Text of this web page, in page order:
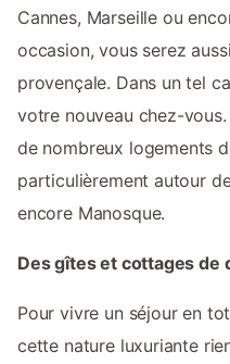
Cannes, Marseille ou
occasion, vous serez
provençale. Dans un tel
votre nouveau chez-
de nombreux logements
particulièrement autour
encore Manosque.
Des gîtes et cottages de
Pour vivre un séjour en
cette nature luxuriante